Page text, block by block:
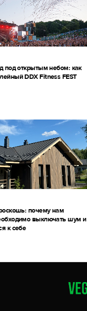
под открытым небом: как
DDX Fitness FEST
почему нам
выключать шум и
к себе